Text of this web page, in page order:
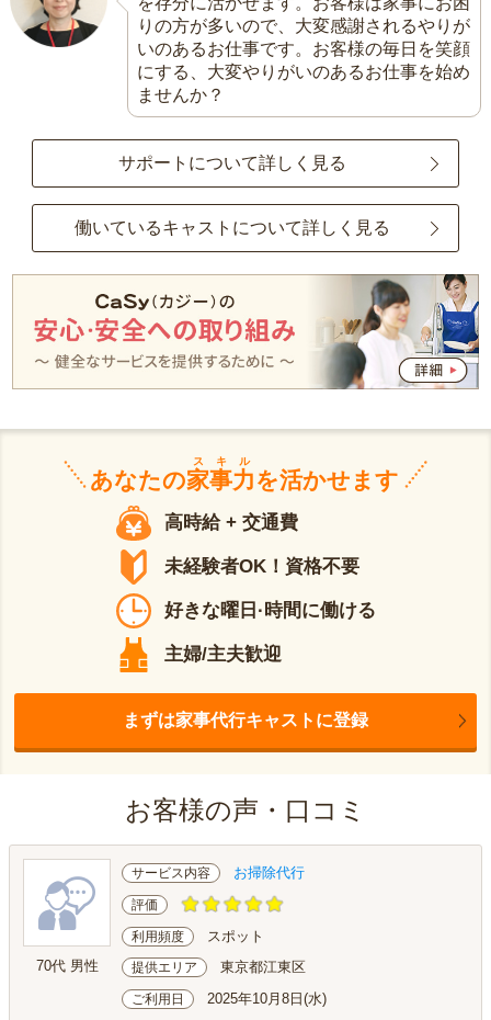
りの方が多いので、大変感謝されるやりが
いのあるお仕事です。お客様の毎日を笑顔
にする、大変やりがいのあるお仕事を始め
ませんか？
サポートについて詳しく見る
働いているキャストについて詳しく見る
あなたの家事力
スキル
を活かせます
高時給 + 交通費
未経験者OK！資格不要
好きな曜日·時間に働ける
主婦/主夫歓迎
まずは家事代行キャストに登録
お客様の声・口コミ
70代 男性
サービス内容 お掃除代行
評価
利用頻度 スポット
提供エリア 東京都江東区
ご利用日 2025年10月8日(水)